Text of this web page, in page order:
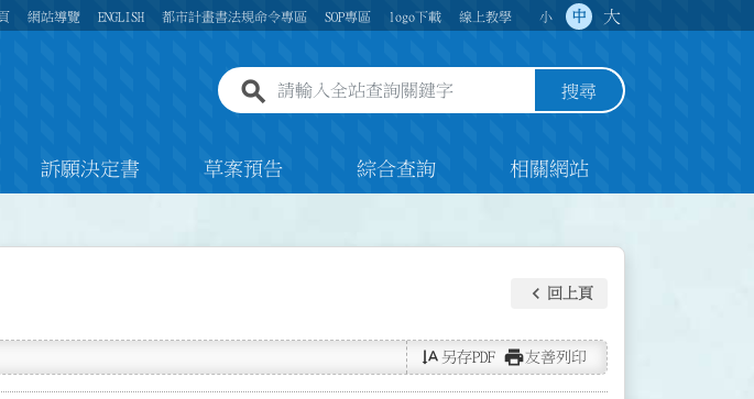
網站導覽 ENGLISH 都市計畫書法規命令專區 SOP專區 logo下載 線上教學 小 中 大
全站查詢關鍵字欄位 搜尋
訴願決定書 草案預告 綜合查詢 相關網站
keyboard_arrow_left 回上頁
text_rotate_vertical 另存PDF print友善列印